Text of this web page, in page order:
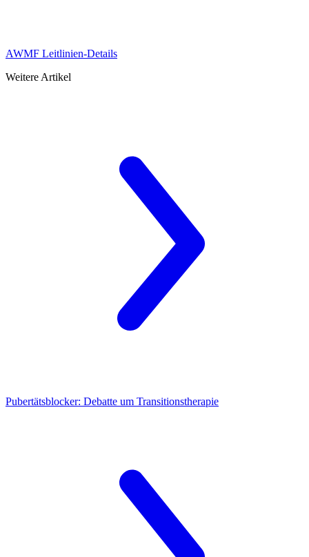
AWMF Leitlinien-Details
Weitere Artikel
Pubertätsblocker: Debatte um Transitionstherapie